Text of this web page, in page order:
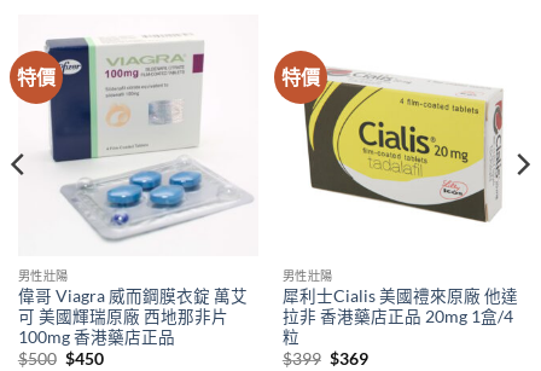
特價
男性壯陽
偉哥 Viagra 威而鋼膜衣錠 萬艾
可 美國輝瑞原廠 西地那非片
100mg 香港藥店正品
$500 Original
$450Current
特價
男性壯陽
犀利士Cialis 美國禮來原廠 他達
拉非 香港藥店正品 20mg 1盒/4
粒
$399 Original
$369Current